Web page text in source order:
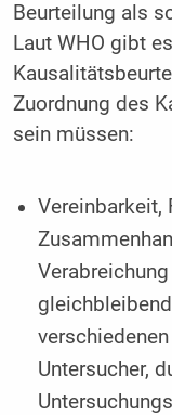
Beurteilung als
Laut WHO gibt
Zuordnung des
sein müssen:
Vereinbarkeit,
Untersucher,